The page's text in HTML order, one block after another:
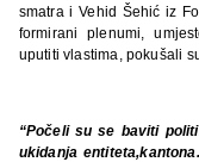
smatra i Vehid Šehić iz
formirani plenumi,
uputiti vlastima, pokušali
“Počeli su se baviti
ukidanja